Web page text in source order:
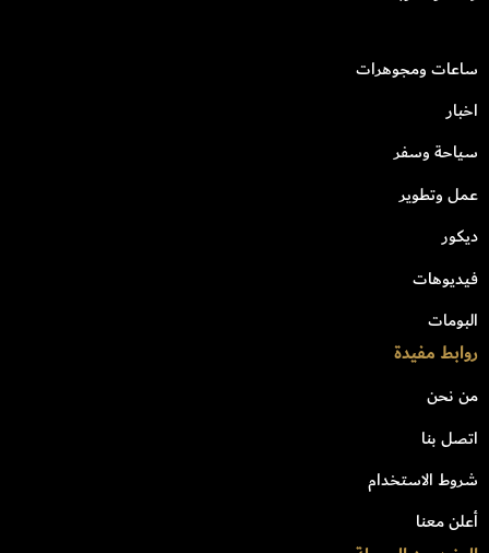
ساعات ومجوهرات
اخبار
سياحة وسفر
عمل وتطوير
ديكور
فيديوهات
البومات
روابط مفيدة
من نحن
اتصل بنا
شروط الاستخدام
أعلن معنا